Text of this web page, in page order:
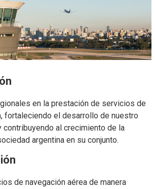
en la prestación de servicios de
fortaleciendo el desarrollo de nuestro
contribuyendo al crecimiento de la
argentina en su conjunto.
de navegación aérea de manera